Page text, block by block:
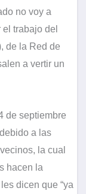
no voy a
trabajo del
de la Red de
a vertir un
de septiembre
a las
la cual
hacen la
dicen que “ya